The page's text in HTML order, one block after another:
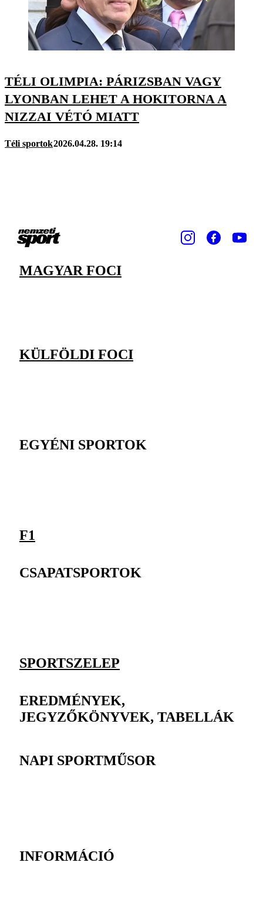
TÉLI OLIMPIA: PÁRIZSBAN VAGY
LYONBAN LEHET A HOKITORNA A
NIZZAI VÉTÓ MIATT
Téli sportok2026.04.28. 19:14
MAGYAR FOCI
KÜLFÖLDI FOCI
EGYÉNI SPORTOK
F1
CSAPATSPORTOK
SPORTSZELEP
EREDMÉNYEK,
JEGYZŐKÖNYVEK, TABELLÁK
NAPI SPORTMŰSOR
INFORMÁCIÓ